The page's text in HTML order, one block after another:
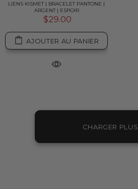
LIENS KISMET | BRACELET PANTONE |
ARGENT | ESPOIR
$29.00
AJOUTER AU PANIER
CHARGER PLUS